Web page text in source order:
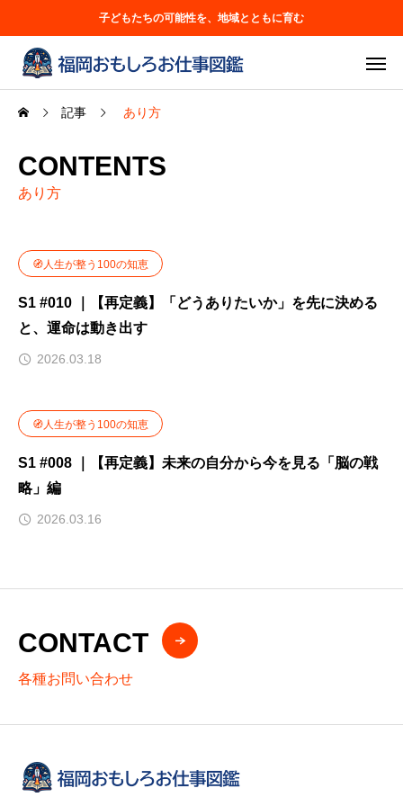
子どもたちの可能性を、地域とともに育む
記事 あり方
CONTENTS
あり方
🧭人生が整う100の知恵
S1 #010 ｜【再定義】「どうありたいか」を先に決める
と、運命は動き出す
2026.03.18
🧭人生が整う100の知恵
S1 #008 ｜【再定義】未来の自分から今を見る「脳の戦
略」編
2026.03.16
CONTACT
各種お問い合わせ